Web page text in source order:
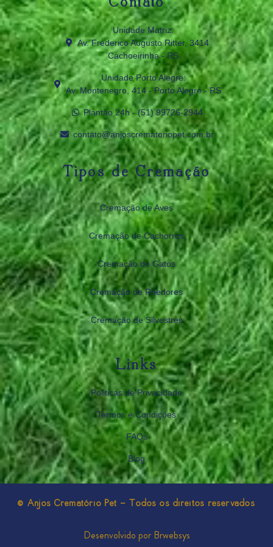
Contato
Unidade Matriz:
Av. Frederico Augusto Ritter, 3414
Cachoeirinha - RS
Unidade Porto Alegre:
Av. Montenegro, 414 - Porto Alegre - RS
Plantão 24h - (51) 99726‑2944
contato@anjoscrematoriopet.com.br
Tipos de Cremação
Cremação de Aves
Cremação de Cachorros
Cremação de Gatos
Cremação de Roedores
Cremação de Silvestres
Links
Politicas de Privacidade
Termos e Condições
FAQs
Blog
© Anjos Crematório Pet - Todos os direitos reservados
Desenvolvido por Brwebsys